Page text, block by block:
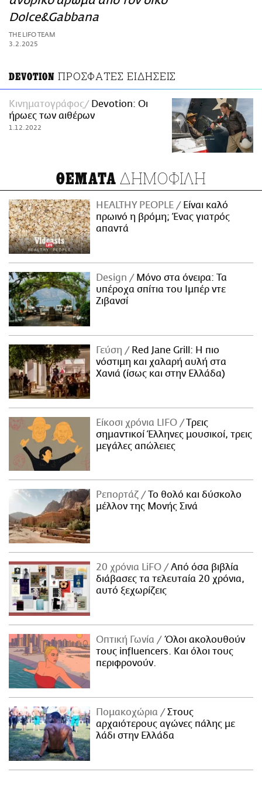
ΑΜΠΑ
PRINT
Dolce&Gabbana
THE LIFO TEAM
3.2.2025
DEVOTION ΠΡΟΣΦΑΤΕΣ ΕΙΔΗΣΕΙΣ
Κινηματογράφος Devotion: Οι
ήρωες των αιθέρων
1.12.2022
ΘΕΜΑΤΑ ΔΗΜΟΦΙΛΗ
HEALTHY PEOPLE
Είναι καλό
πρωινό η βρόμη; Ένας γιατρός
απαντά
Design
Μόνο στα όνειρα: Τα
υπέροχα σπίτια του Ιμπέρ ντε
Ζιβανσί
Γεύση
Red Jane Grill: Η πιο
νόστιμη και χαλαρή αυλή στα
Χανιά (ίσως και στην Ελλάδα)
Είκοσι χρόνια LIFO
Tρεις
σημαντικοί Έλληνες μουσικοί, τρεις
μεγάλες απώλειες
Ρεπορτάζ
Το θολό και δύσκολο
μέλλον της Μονής Σινά
20 χρόνια LiFO
Από όσα βιβλία
διάβασες τα τελευταία 20 χρόνια,
αυτό ξεχωρίζεις
Οπτική Γωνία
Όλοι ακολουθούν
τους influencers. Και όλοι τους
περιφρονούν.
Πομακοχώρια
Στους
αρχαιότερους αγώνες πάλης με
λάδι στην Ελλάδα